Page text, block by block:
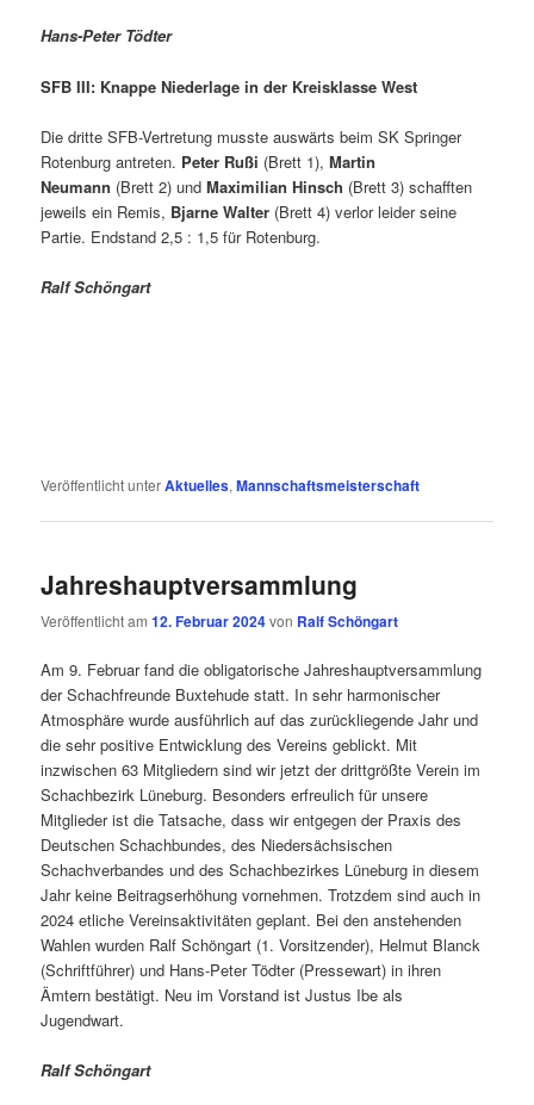
Hans-Peter Tödter
SFB III: Knappe Niederlage in der Kreisklasse West
Die dritte SFB-Vertretung musste auswärts beim SK Springer
Rotenburg antreten. Peter Rußi (Brett 1),Martin
Neumann (Brett 2) undMaximilian Hinsch (Brett 3) schafften
jeweils ein Remis, Bjarne Walter (Brett 4) verlor leider seine
Partie. Endstand 2,5 : 1,5 für Rotenburg.
Ralf Schöngart
Veröffentlicht unterAktuelles,Mannschaftsmeisterschaft
Jahreshauptversammlung
Veröffentlicht am12. Februar 2024von Ralf Schöngart
Am 9. Februar fand die obligatorische Jahreshauptversammlung
der Schachfreunde Buxtehude statt. In sehr harmonischer
Atmosphäre wurde ausführlich auf das zurückliegende Jahr und
die sehr positive Entwicklung des Vereins geblickt. Mit
inzwischen 63 Mitgliedern sind wir jetzt der drittgrößte Verein im
Schachbezirk Lüneburg. Besonders erfreulich für unsere
Mitglieder ist die Tatsache, dass wir entgegen der Praxis des
Deutschen Schachbundes, des Niedersächsischen
Schachverbandes und des Schachbezirkes Lüneburg in diesem
Jahr keine Beitragserhöhung vornehmen. Trotzdem sind auch in
2024 etliche Vereinsaktivitäten geplant. Bei den anstehenden
Wahlen wurden Ralf Schöngart (1. Vorsitzender), Helmut Blanck
(Schriftführer) und Hans-Peter Tödter (Pressewart) in ihren
Ämtern bestätigt. Neu im Vorstand ist Justus Ibe als
Jugendwart.
Ralf Schöngart